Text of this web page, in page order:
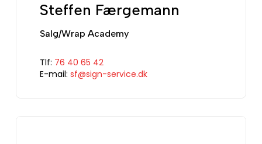
Steffen Færgemann
Salg/Wrap Academy
Tlf: 76 40 65 42
E-mail: sf@sign-service.dk